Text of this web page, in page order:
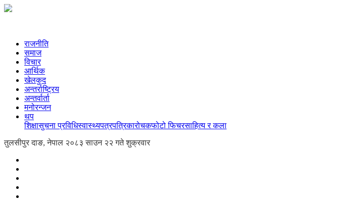
राजनीति
समाज
विचार
आर्थिक
खेलकुद
अन्तर्राष्ट्रिय
अन्तर्वार्ता
मनोरन्जन
थप
शिक्षासुचना प्रविधिस्वास्थ्यपत्रपत्रिकारोचकफोटो फिचरसाहित्य र कला
तुलसीपुर दाङ, नेपाल २०८३ साउन २२ गते शुक्रवार